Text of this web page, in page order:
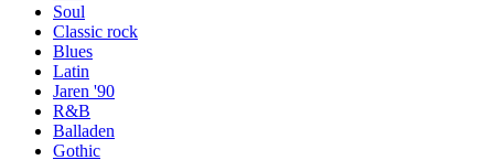
Soul
Classic rock
Blues
Latin
Jaren '90
R&B
Balladen
Gothic